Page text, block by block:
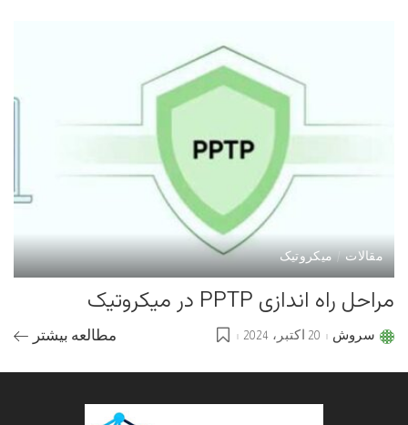
مقالات میکروتیک
مراحل راه اندازی PPTP در میکروتیک
Postedسروش 20 اکتبر، 2024 مطالعه بیشتر